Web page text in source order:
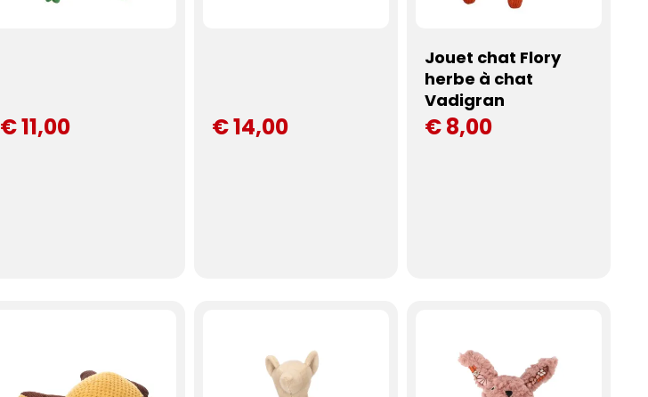
€ 11,00 € 14,00
Jouet chat Flory
herbe à chat
Vadigran
€ 8,00